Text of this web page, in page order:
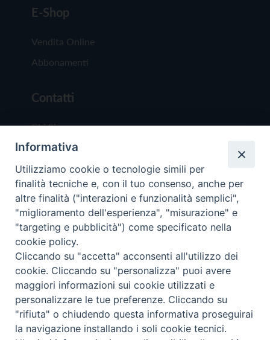
E-Shop
Vendita Online
Abbonamenti
Contatti
Chi Siamo
Redazione
Scrivici
Copyright © 2019 - Tutti i diritti riservati - Vita
Trentina Editrice
Privacy Policy
Torna
Informativa
Utilizziamo cookie o tecnologie simili per
finalità tecniche e, con il tuo consenso, anche per
altre finalità ("interazioni e funzionalità semplici",
"miglioramento dell'esperienza", "misurazione" e
"targeting e pubblicità") come specificato nella
cookie policy.
Cliccando su "accetta" acconsenti all'utilizzo dei
cookie. Cliccando su "personalizza" puoi avere
maggiori informazioni sui cookie utilizzati e
personalizzare le tue preferenze. Cliccando su
"rifiuta" o chiudendo questa informativa proseguirai
la navigazione installando i soli cookie tecnici.